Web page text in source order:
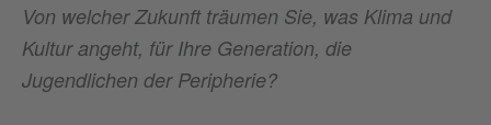
Von welcher Zukunft träumen Sie, was Klima und
Kultur angeht, für Ihre Generation, die
Jugendlichen der Peripherie?